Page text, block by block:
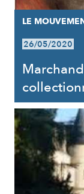
LE
26/05/2020